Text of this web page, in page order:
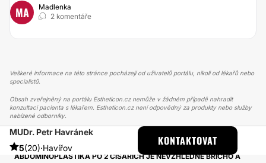
MA
Madlenka
2 komentáře
Veškeré informace na této stránce pocházejí od uživatelů portálu, nikoli od lékařů nebo
specialistů.
Obsah zveřejněný na portálu Estheticon.cz nemůže v žádném případě nahradit
konzultaci pacienta s lékařem. Estheticon.cz není odpovědný za produkty nebo služby
nabízené odborníky.
MUDr. Petr Havránek
5(20)·Havířov
KONTAKTOVAT
ESTHETICON
PŘÍBĚHY
PŘÍBĚHY TÝKAJÍCÍ SE ZÁKROKU ABDOMINOPLASTIKA
ABDOMINOPLASTIKA PO 2 CÍSAŘÍCH JE NEVZHLEDNÉ BŘICHO A